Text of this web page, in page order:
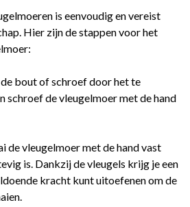
is eenvoudig en vereist
Hier zijn de stappen voor het
bout of schroef door het te
schroef de vleugelmoer met de hand
de vleugelmoer met de hand vast
is. Dankzij de vleugels krijg je een
kracht kunt uitoefenen om de